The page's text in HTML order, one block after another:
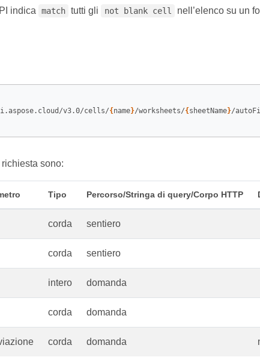
indica match tutti gli not blank cell nell’elenco su un
v3.0/cells/{ name}/worksheets/{ sheetName}/
richiesta sono:
Tipo Percorso/Stringa di query/Corpo HTTP
corda sentiero
corda sentiero
intero domanda
corda domanda
corda domanda